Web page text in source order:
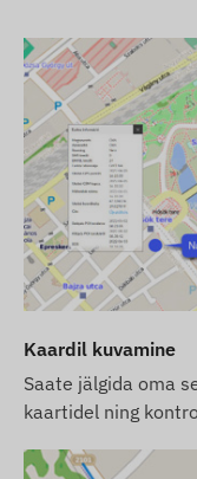
Sisemine,
Töö
Automaatne
režiimide
Hoiatused
Liikumine
POI
Madal aku tase
FLEXCOM
Laadija ja
Kaardil kuvamine
Saate jälgida oma
kaartidel ning